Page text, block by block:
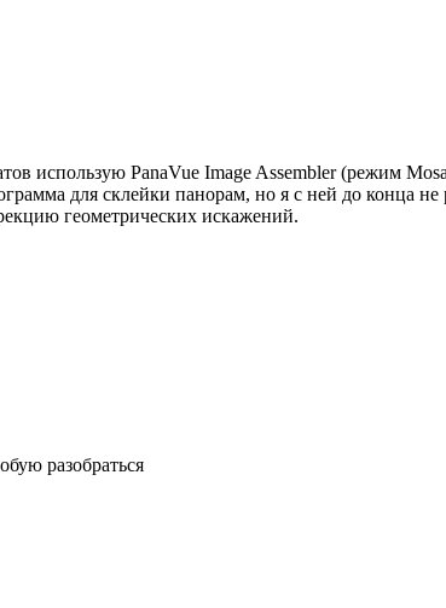
использую PanaVue Image Assembler (режим
для склейки панорам, но я с ней до конца не
геометрических искажений.
разобраться